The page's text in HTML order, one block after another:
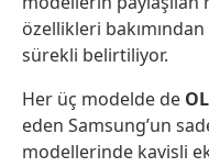
özellikleri
sürekli belirtiliyor.
Her üç modelde de
eden Samsung’un
modellerinde kavisli